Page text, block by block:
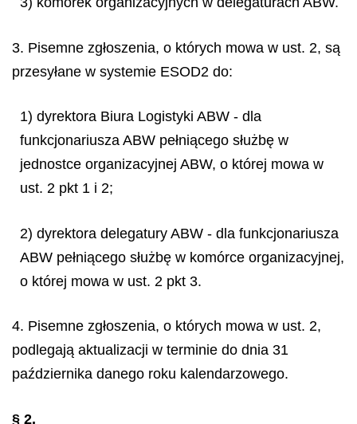
3. Pisemne zgłoszenia, o których mowa w ust. 2, są
przesyłane w systemie ESOD2 do:
1) dyrektora Biura Logistyki ABW - dla
funkcjonariusza ABW pełniącego służbę w
jednostce organizacyjnej ABW, o której mowa w
ust. 2 pkt 1 i 2;
2) dyrektora delegatury ABW - dla funkcjonariusza
ABW pełniącego służbę w komórce organizacyjnej,
o której mowa w ust. 2 pkt 3.
4. Pisemne zgłoszenia, o których mowa w ust. 2,
podlegają aktualizacji w terminie do dnia 31
października danego roku kalendarzowego.
§ 2.